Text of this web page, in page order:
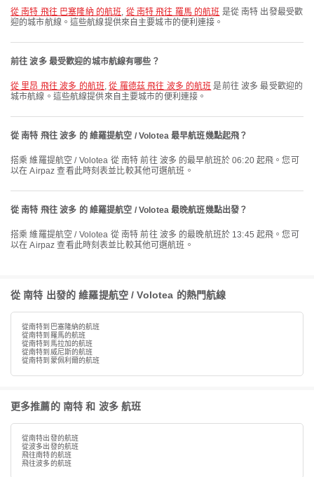
從 南特 飛往 巴塞隆納 的航班, 從 南特 飛往 羅馬 的航班 是從 南特 出發最受歡
迎的城市航線。這些航線提供來自主要城市的便利連接。
前往 波多 最受歡迎的城市航線有哪些？
從 里昂 飛往 波多 的航班,從 羅德茲 飛往 波多 的航班 是前往 波多 最受歡迎的
城市航線。這些航線提供來自主要城市的便利連接。
從 南特 飛往 波多 的 維羅提航空 / Volotea 最早航班幾點起飛？
搭乘 維羅提航空 / Volotea 從 南特 前往 波多 的最早航班於 06:20 起飛。您可
以在 Airpaz 查看此時刻表並比較其他可選航班。
從 南特 飛往 波多 的 維羅提航空 / Volotea 最晚航班幾點出發？
搭乘 維羅提航空 / Volotea 從 南特 前往 波多 的最晚航班於 13:45 起飛。您可
以在 Airpaz 查看此時刻表並比較其他可選航班。
從 南特 出發的 維羅提航空 / Volotea 的熱門航線
從南特到巴塞隆納的航班
從南特到羅馬的航班
從南特到馬拉加的航班
從南特到威尼斯的航班
從南特到蒙佩利爾的航班
更多推薦的 南特 和 波多 航班
從南特出發的航班
從波多出發的航班
飛往南特的航班
飛往波多的航班